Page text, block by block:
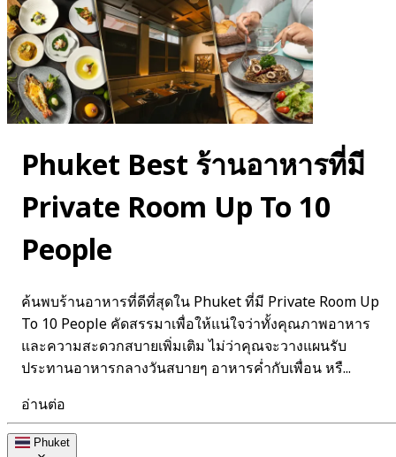
Phuket Best ร้านอาหารที่มี
Private Room Up To 10
People
ค้นพบร้านอาหารที่ดีที่สุดใน Phuket ที่มี Private Room Up
To 10 People คัดสรรมาเพื่อให้แน่ใจว่าทั้งคุณภาพอาหาร
และความสะดวกสบายเพิ่มเติม ไม่ว่าคุณจะวางแผนรับ
ประทานอาหารกลางวันสบายๆ อาหารค่ำกับเพื่อน หรื...
อ่านต่อ
Phuket